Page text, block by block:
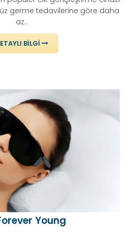
germe tedavilerine göre daha
az..
BILGI
Young